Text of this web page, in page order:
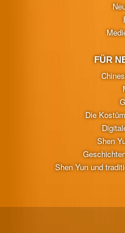
FÜR
Die
Shen
Shen Yun und